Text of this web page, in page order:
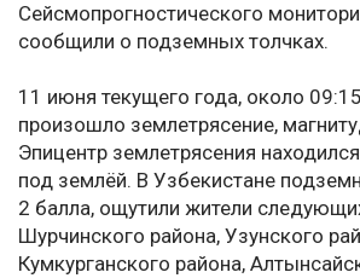
Сейсмопрогностического
сообщили о подземных толчках.
11 июня текущего года, около
произошло землетрясение,
Эпицентр землетрясения
под землёй. В Узбекистане
2 балла, ощутили жители
Шурчинского района, Узунского
Кумкурганского района,